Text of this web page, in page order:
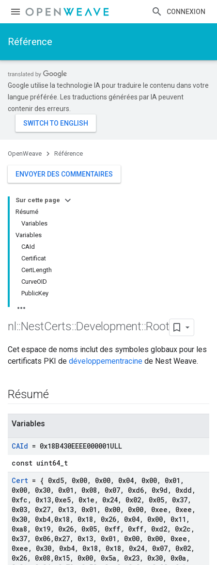
CONNEXION
Référence
Google utilise la technologie IA pour traduire le contenu dans votre
langue préférée. Les traductions générées par IA peuvent
contenir des erreurs.
OpenWeave Référence
ENVOYER DES COMMENTAIRES
Sur cette page
Résumé
Variables
Variables
CAId
Certificat
CertLength
CurveOID
PublicKey
nl ::NestCerts::Development::Root
Cet espace de noms inclut des symboles globaux pour les
certificats PKI de développementracine de Nest Weave.
Résumé
Variables
CAId = 0x18B430EEEE000001ULL
const uint64_t
Cert = { 0xd5, 0x00, 0x00, 0x04, 0x00, 0x01 ,
0x00, 0x30, 0x01 , 0x08 , 0x07, 0xd6, 0x9d , 0xdd ,
0xfc , 0x13, 0xe5, 0x1e , 0x24, 0x02, 0x05, 0x37,
0x03, 0x27, 0x13, 0x01 , 0x00, 0x00, 0xee , 0xee ,
0x30, 0xb4, 0x18 , 0x18 , 0x26, 0x04, 0x00, 0x11 ,
0xa8 , 0x19, 0x26, 0x05, 0xff, 0xff, 0xd2, 0x2c ,
0x37, 0x06, 0x27, 0x13, 0x01 , 0x00, 0x00, 0xee ,
0xee , 0x30, 0xb4, 0x18 , 0x18 , 0x24, 0x07, 0x02,
0x26, 0x08 , 0x15, 0x00, 0x5a , 0x23, 0x30, 0x0a ,